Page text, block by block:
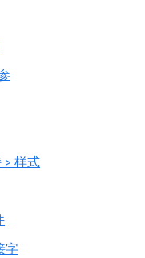
> 样式
字